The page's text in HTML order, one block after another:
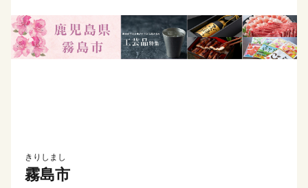
きりしまし
霧島市